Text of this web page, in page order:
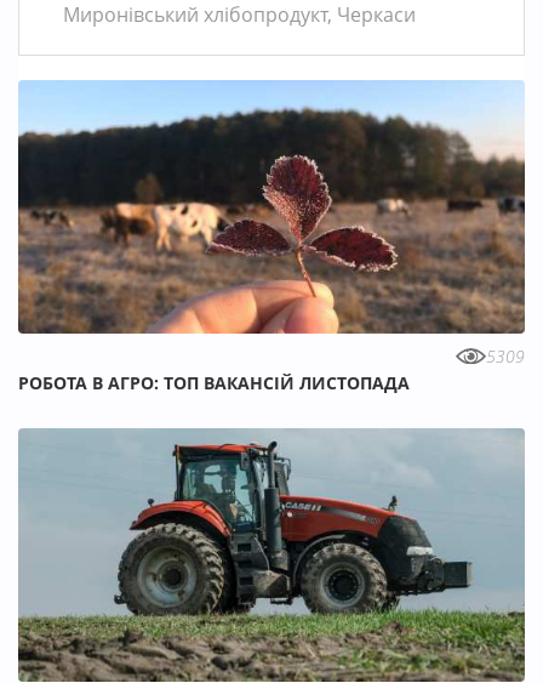
5309
РОБОТА В АГРО: ТОП ВАКАНСІЙ ЛИСТОПАДА
Миронівський хлібопродукт, Черкаси